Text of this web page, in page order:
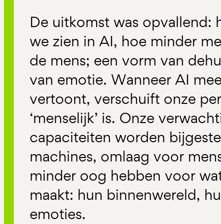
De uitkomst was opvallend:
we zien in AI, hoe minder
de mens; een vorm van
van emotie. Wanneer AI
vertoont, verschuift onze
‘menselijk’ is. Onze
capaciteiten worden
machines, omlaag voor
minder oog hebben voor
maakt: hun binnenwereld,
emoties.